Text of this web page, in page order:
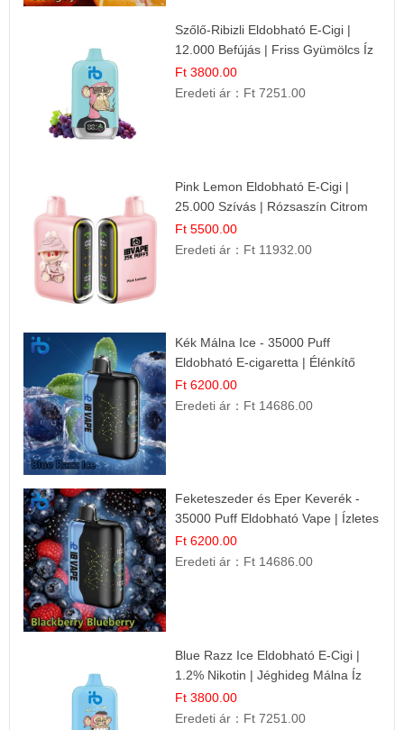
Szőlő-Ribizli Eldobható E-Cigi |
12.000 Befújás | Friss Gyümölcs Íz
Ft 3800.00
Eredeti ár： Ft 7251.00
Pink Lemon Eldobható E-Cigi |
25.000 Szívás | Rózsaszín Citrom
Íz
Ft 5500.00
Eredeti ár： Ft 11932.00
Kék Málna Ice - 35000 Puff
Eldobható E-cigaretta | Élénkítő
Gyümölcsös Frissesség!
Ft 6200.00
Eredeti ár： Ft 14686.00
Feketeszeder és Eper Keverék -
35000 Puff Eldobható Vape | Ízletes
Gyümölcsökombináció!
Ft 6200.00
Eredeti ár： Ft 14686.00
Blue Razz Ice Eldobható E-Cigi |
1.2% Nikotin | Jéghideg Málna Íz
Ft 3800.00
Eredeti ár： Ft 7251.00